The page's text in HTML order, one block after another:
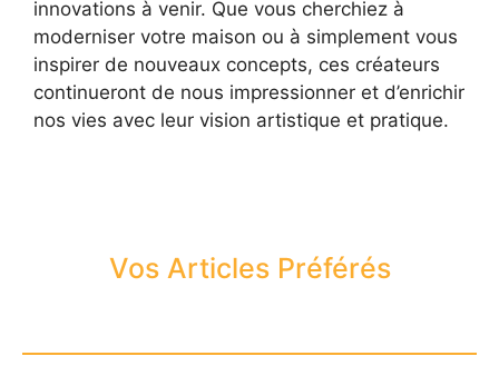
innovations à venir. Que vous cherchiez à
moderniser votre maison ou à simplement vous
inspirer de nouveaux concepts, ces créateurs
continueront de nous impressionner et d’enrichir
nos vies avec leur vision artistique et pratique.
Vos Articles Préférés